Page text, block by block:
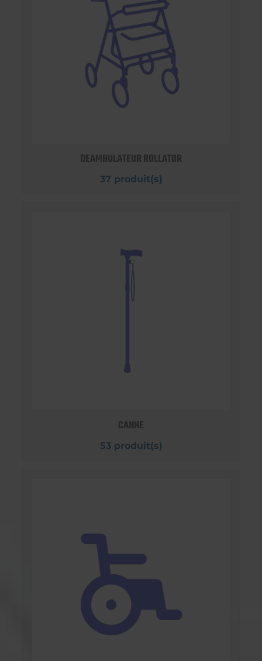
DEAMBULATEUR ROLLATOR
37 produit(s)
CANNE
53 produit(s)